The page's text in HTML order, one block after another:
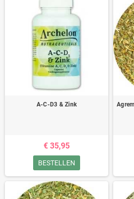
A-C-D3 & Zink
€ 35,95
BESTELLEN